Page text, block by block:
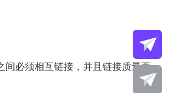
间必须相互链接，并且链接质量要